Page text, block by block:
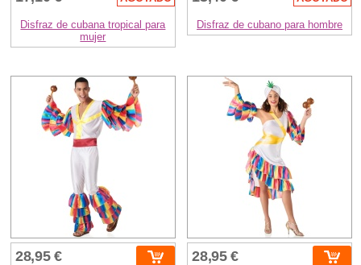
Disfraz de cubana tropical para
mujer
Disfraz de cubano para hombre
28,95 € 28,95 €